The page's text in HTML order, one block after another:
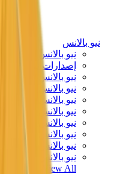
نيو بالانس
نيو بالانس الأكثر
إصدارات نيو بالانس
نيو بالانس 550
نيو بالانس 2002R
نيو بالانس 9060
نيو بالانس 1906D
نيو بالانس 530
نيو بالانس 990
نيو بالانس 650R
نيو بالانس 993
View All